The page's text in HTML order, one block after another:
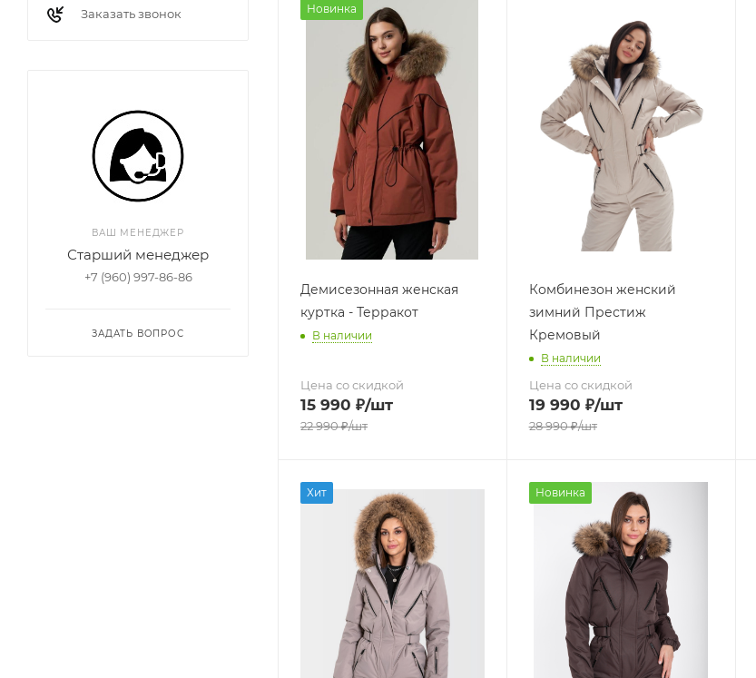
Новинка
Демисезонная женская
куртка - Терракот
В наличии
Цена со скидкой
15 990 ₽/шт
22 990₽/шт
Комбинезон женский
зимний Престиж
Кремовый
В наличии
Цена со скидкой
19 990 ₽/шт
28 990₽/шт
Хит Новинка
Заказать звонок
ВАШ МЕНЕДЖЕР
Старший менеджер
+7 (960) 997-86-86
ЗАДАТЬ ВОПРОС